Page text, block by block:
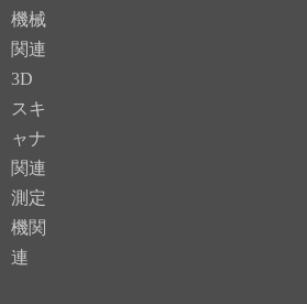
機械
関連
3D
スキ
ャナ
関連
測定
機関
連